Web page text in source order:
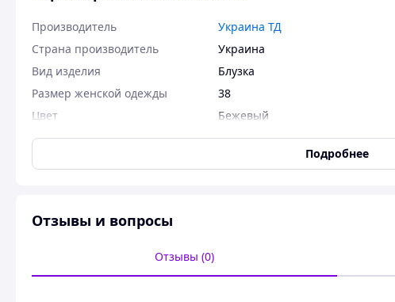
Производитель
Украина ТД
Страна производитель
Украина
Вид изделия
Блузка
Размер женской одежды
38
Цвет
Бежевый
Сезон
Всесезонный
Пол
Подробнее
Отзывы и вопросы
Отзывы (0)